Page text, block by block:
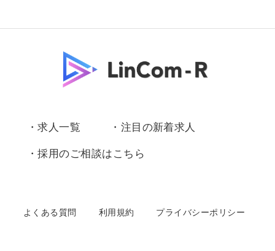
・求人一覧 ・注目の新着求人
・採用のご相談はこちら
よくある質問 利用規約 プライバシーポリシー